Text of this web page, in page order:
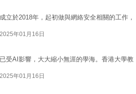
立於2018年，起初做與網絡安全相關的工作，
2025年01月16日
受AI影響，大大縮小無涯的學海。香港大學教
2025年01月16日